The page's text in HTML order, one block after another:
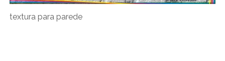
textura para parede